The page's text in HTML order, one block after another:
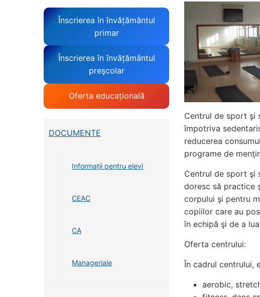
Înscrierea în învățământul
primar
Înscrierea în învățământul
preşcolar
Oferta educațională
DOCUMENTE
Informații pentru elevi
CEAC
CA
Manageriale
Centrul de sport şi
împotriva
reducerea
programe de
Centrul de sport şi
doresc să practice
corpului şi pentru
copiilor care au
în echipă şi de a
Oferta centrului:
În cadrul centrului,
aerobic,